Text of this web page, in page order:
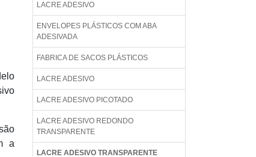
a
LACRE ADESIVO
ENVELOPES PLÁSTICOS COM ABA
ADESIVADA
FABRICA DE SACOS PLÁSTICOS
LACRE ADESIVO
LACRE ADESIVO PICOTADO
LACRE ADESIVO REDONDO
TRANSPARENTE
LACRE ADESIVO TRANSPARENTE